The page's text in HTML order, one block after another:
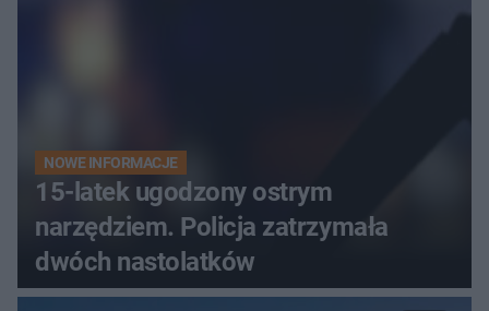
NOWE INFORMACJE
15-latek ugodzony ostrym
narzędziem. Policja zatrzymała
dwóch nastolatków